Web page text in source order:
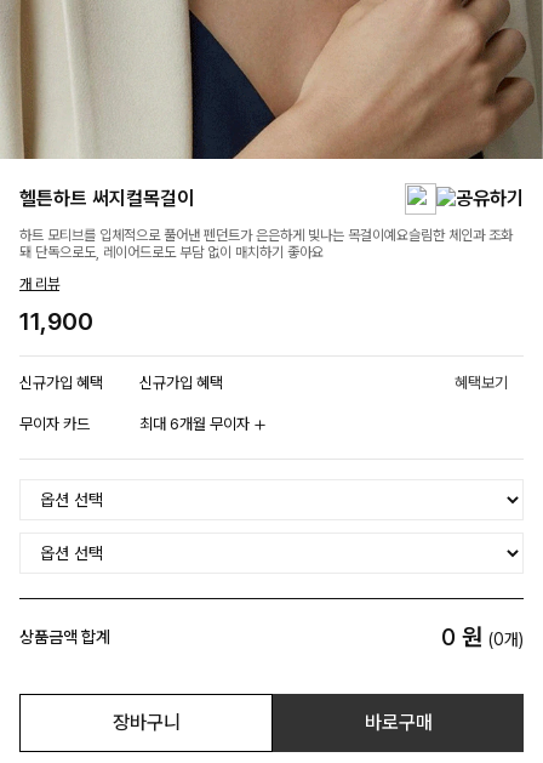
헬튼하트 써지컬목걸이
하트 모티브를 입체적으로 풀어낸 펜던트가 은은하게 빛나는 목걸이예요슬림한 체인과 조화
돼 단독으로도, 레이어드로도 부담 없이 매치하기 좋아요
개 리뷰
11,900
신규가입 혜택 신규가입 혜택 혜택보기
무이자 카드 최대 6개월 무이자
상품금액 합계 0 원 (0개)
장바구니 바로구매